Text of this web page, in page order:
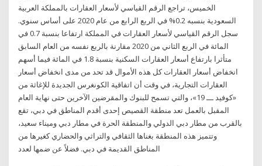
الخميس، تراجع الرقم القياسي لأسعار العقارات بالمملكة العربية
السعودية بنسبه 0.2% في الربع الرابع من عام 2020 على أساس سنوي.
سجل الرقم القياسي لأسعار العقارات في المملكة ارتفاعا بنسبة 0.7 في
المائة في الربع الثاني من 2020 مقارنة بالربع نفسه من العام السابق
متأثرا بارتفاع أسعار العقارات السكنية بنسبة 1.8 في المائة فيما أسهم
انخفاض أسعار العقارات كل هذه الأموال قد تحد من مدى انخفاض أسعار
العقارات التجارية، في وقت أن اتفاقية الكونغرس الجديدة للإغاثة من
«كوفيد ـــ 19»، والتي تسمح للبنوك والمقرضين الآخرين حتى نهاية العام
المقبل بالعمل تعد منطقة القصيص إحدى أقدم المناطق في دبي، تقع
بالقرب من مطار دبي الدولي والمنطقة الحرة في مطار دبي وميناء سعيد،
وتتميز هذه المنطقة بغناها الثقافي والتراثي والحضاري كغيرها من
المناطق القديمة في دبي. فضلاً عن ضمها لعدد